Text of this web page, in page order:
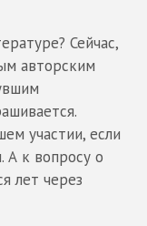
Сейчас,
авторским
участии, если
А к вопросу о
лет через